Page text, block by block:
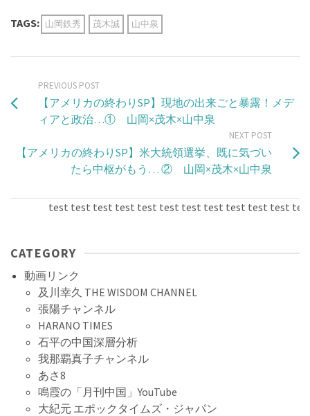
TAGS: 山岡鉄秀 茂木誠 山中泉
PREVIOUS POST
【アメリカの終わりSP】現地の出来ごと暴露！メデ
ィアと政治…① 山岡×茂木×山中泉
NEXT POST
【アメリカの終わりSP】米大統領選挙、既に気づい
たら中枢がもう… ② 山岡×茂木×山中泉
test test test test test test test test test test test test
CATEGORY
動画リンク
及川幸久 THE WISDOM CHANNEL
張陽チャンネル
HARANO TIMES
石平の中国深層分析
我那覇真子チャンネル
あさ8
鳴霞の「月刊中国」YouTube
大紀元 エポックタイムズ・ジャパン